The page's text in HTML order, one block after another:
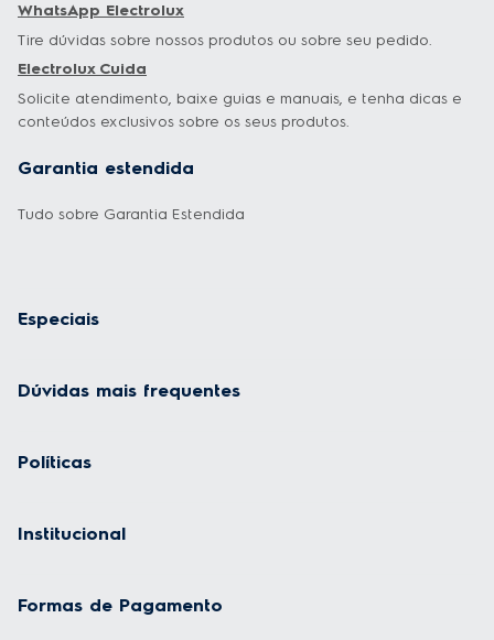
WhatsApp Electrolux
Tire dúvidas sobre nossos produtos ou sobre seu pedido.
Electrolux Cuida
Solicite atendimento, baixe guias e manuais, e tenha dicas e
conteúdos exclusivos sobre os seus produtos.
Garantia estendida
Tudo sobre Garantia Estendida
Especiais
Dúvidas mais frequentes
Políticas
Institucional
Formas de Pagamento